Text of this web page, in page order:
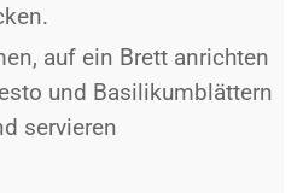
auf ein Brett anrichten
und Basilikumblättern
servieren